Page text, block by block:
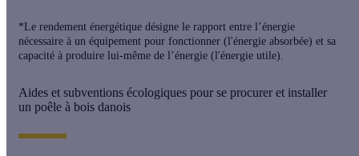
*Le rendement énergétique désigne le rapport entre l’énergie
nécessaire à un équipement pour fonctionner (l'énergie absorbée) et sa
capacité à produire lui-même de l’énergie (l'énergie utile).
Aides et subventions écologiques pour se procurer et installer
un poêle à bois danois